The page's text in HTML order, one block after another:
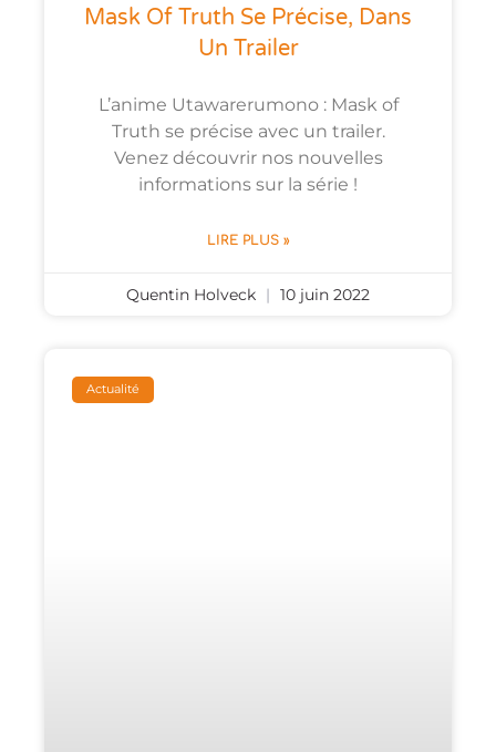
Mask Of Truth Se Précise, Dans
Un Trailer
L’anime Utawarerumono : Mask of
Truth se précise avec un trailer.
Venez découvrir nos nouvelles
informations sur la série !
LIRE PLUS »
Quentin Holveck 10 juin 2022
Actualité